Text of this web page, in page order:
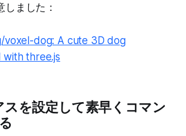
ました：
voxel-dog: A cute 3D dog
three.js
を設定して素早くコマン